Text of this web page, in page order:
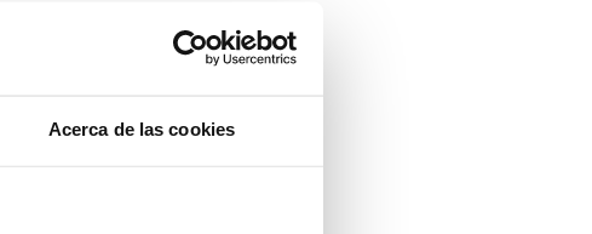
Acerca de las cookies